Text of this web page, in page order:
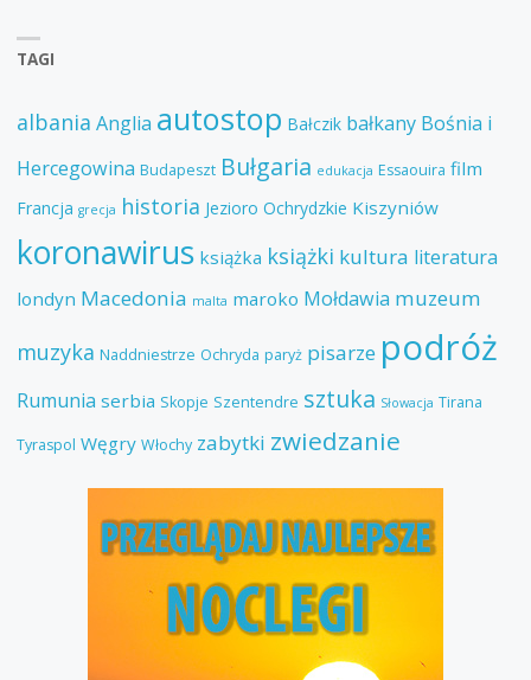
TAGI
albania Anglia autostop Bałczik bałkany Bośnia i
Hercegowina Budapeszt Bułgaria edukacja Essaouira film
Francja grecja historia Jezioro Ochrydzkie Kiszyniów
koronawirus książka książki kultura literatura
londyn Macedonia malta maroko Mołdawia muzeum
muzyka Naddniestrze Ochryda paryż pisarze podróż
Rumunia serbia Skopje Szentendre sztuka Słowacja Tirana
Tyraspol Węgry Włochy zabytki zwiedzanie